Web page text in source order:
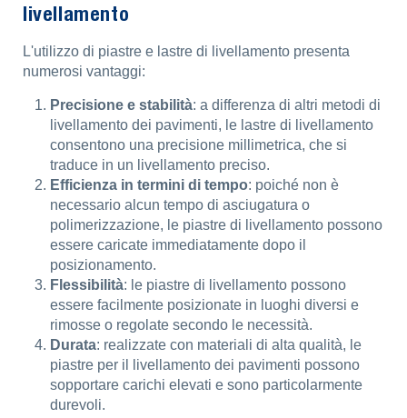
livellamento
L'utilizzo di piastre e lastre di livellamento presenta
numerosi vantaggi:
Precisione e stabilità: a differenza di altri metodi di
livellamento dei pavimenti, le lastre di livellamento
consentono una precisione millimetrica, che si
traduce in un livellamento preciso.
Efficienza in termini di tempo: poiché non è
necessario alcun tempo di asciugatura o
polimerizzazione, le piastre di livellamento possono
essere caricate immediatamente dopo il
posizionamento.
Flessibilità: le piastre di livellamento possono
essere facilmente posizionate in luoghi diversi e
rimosse o regolate secondo le necessità.
Durata: realizzate con materiali di alta qualità, le
piastre per il livellamento dei pavimenti possono
sopportare carichi elevati e sono particolarmente
durevoli.